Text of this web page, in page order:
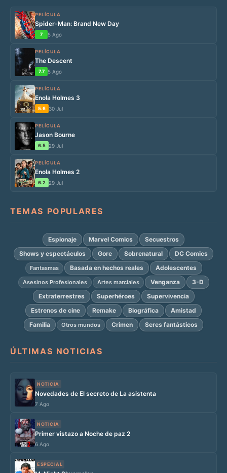
PELÍCULA
Spider-Man: Brand New Day
7 5 Ago
PELÍCULA
The Descent
7.7 5 Ago
PELÍCULA
Enola Holmes 3
5.6 30 Jul
PELÍCULA
Jason Bourne
6.5 29 Jul
PELÍCULA
Enola Holmes 2
6.2 29 Jul
TEMAS POPULARES
Espionaje Marvel Comics
Secuestros
Shows y espectáculos
Gore Sobrenatural DC Comics
Fantasmas Basada en hechos reales Adolescentes
Asesinos Profesionales Artes marciales Venganza
3-D
Extraterrestres
Superhéroes
Supervivencia
Estrenos de cine
Remake Biográfica
Amistad
Familia
Otros mundos Crimen Seres fantásticos
ÚLTIMAS NOTICIAS
NOTICIA
Novedades de El secreto de La asistenta
7 Ago
NOTICIA
Primer vistazo a Noche de paz 2
6 Ago
ESPECIAL